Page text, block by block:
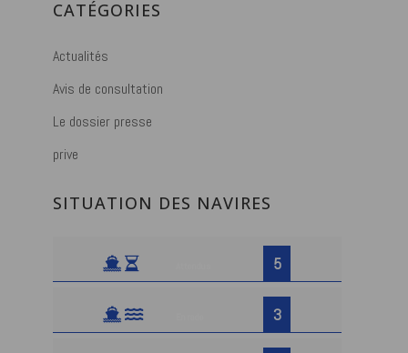
CATÉGORIES
Actualités
Avis de consultation
Le dossier presse
prive
SITUATION DES NAVIRES
5
3